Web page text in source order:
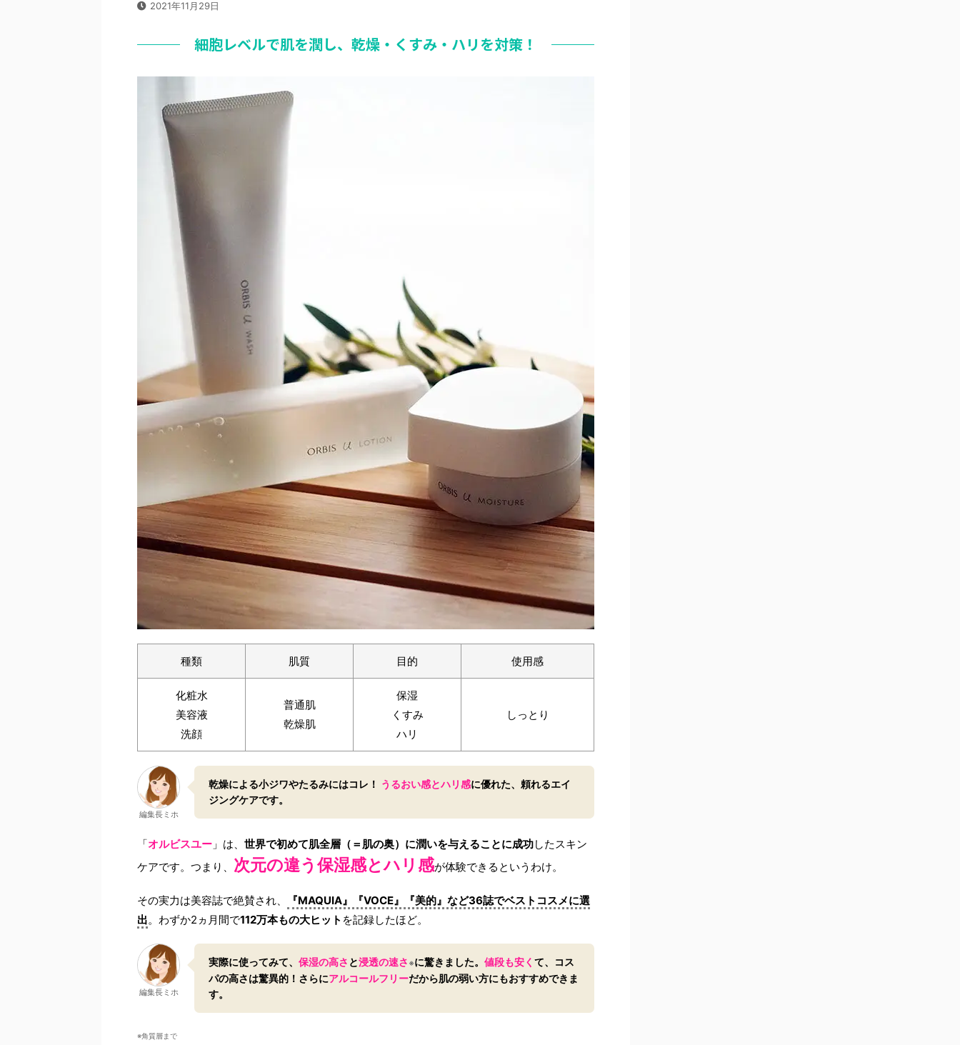
2021年11月29日
細胞レベルで肌を潤し、乾燥・くすみ・ハリを対策！
種類 肌質 目的 使用感
化粧水
美容液
洗顔
普通肌
乾燥肌
保湿
くすみ
ハリ
しっとり
編集長ミホ
乾燥による小ジワやたるみにはコレ！ うるおい感とハリ感に優れた、頼れるエイ
ジングケアです。
「オルビスユー 」は、 世界で初めて肌全層（＝肌の奥）に潤いを与えることに成功したスキン
ケアです。つまり、 次元の違う保湿感とハリ感が体験できるというわけ。
その実力は美容誌で絶賛され、
『MAQUIA』『VOCE』『美的』など36誌でベストコスメに選
出。わずか2ヵ月間で112万本もの大ヒット を記録したほど。
編集長ミホ
実際に使ってみて、 保湿の高さ と浸透の速さ ※に驚きました。 値段も安く て、コス
パの高さは驚異的！さらにアルコールフリーだから肌の弱い方にもおすすめできま
す。
※角質層まで